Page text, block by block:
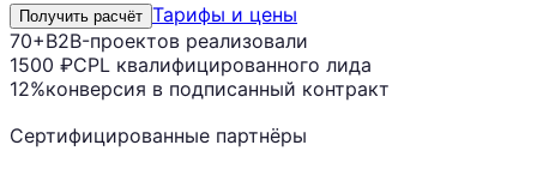
Получить расчёт Тарифы и цены
70+B2B-проектов реализовали
1500 ₽CPL квалифицированного лида
12%конверсия в подписанный контракт
Сертифицированные партнёры